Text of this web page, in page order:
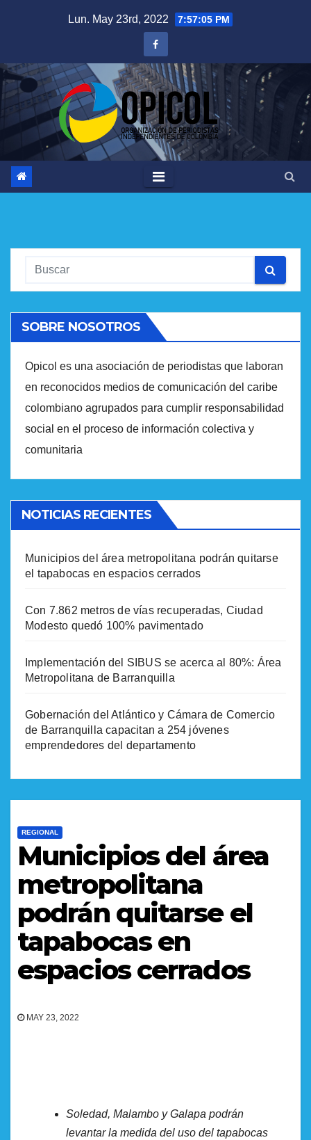
Lun. May 23rd, 2022 7:57:06 PM
SOBRE NOSOTROS
Opicol es una asociación de periodistas que laboran
en reconocidos medios de comunicación del caribe
colombiano agrupados para cumplir responsabilidad
social en el proceso de información colectiva y
comunitaria
NOTICIAS RECIENTES
Municipios del área metropolitana podrán quitarse
el tapabocas en espacios cerrados
Con 7.862 metros de vías recuperadas, Ciudad
Modesto quedó 100% pavimentado
Implementación del SIBUS se acerca al 80%: Área
Metropolitana de Barranquilla
Gobernación del Atlántico y Cámara de Comercio
de Barranquilla capacitan a 254 jóvenes
emprendedores del departamento
REGIONAL
Municipios del área
metropolitana
podrán quitarse el
tapabocas en
espacios cerrados
MAY 23, 2022
Soledad, Malambo y Galapa podrán
levantar la medida del uso del tapabocas